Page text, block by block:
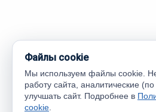
Файлы cookie
Мы используем файлы cookie.
работу сайта, аналитические
улучшать сайт. Подробнее в
cookie